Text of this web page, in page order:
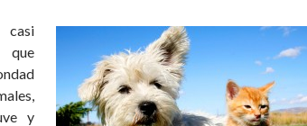
que
y